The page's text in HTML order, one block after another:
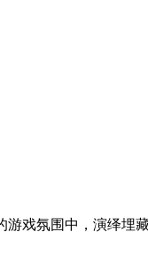
戏氛围中，演绎